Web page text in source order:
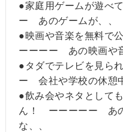
●家庭用ゲームが遊べ
ー あのゲームが、、
●映画や音楽を無料で
ーーーー あの映画や
●タダでテレビを見ら
ー 会社や学校の休憩
●飲み会やネタとして
ん！ ーーーーー あ
な、、